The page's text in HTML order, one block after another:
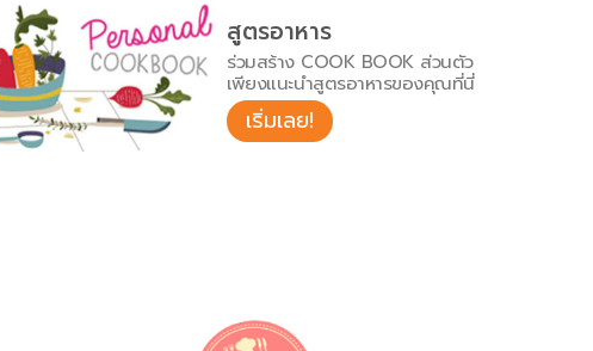
สูตรอาหาร
ร่วมสร้าง COOK BOOK ส่วนตัว
เพียงแนะนำสูตรอาหารของคุณที่นี่
เริ่มเลย!